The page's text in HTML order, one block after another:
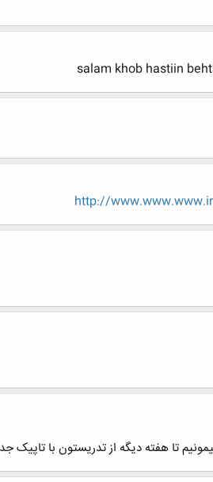
salam khob hastiin
http://
تا هفته دیگه از تدریستون با